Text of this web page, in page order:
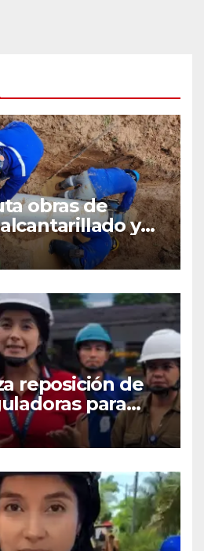
obras de
y
vial en varios
reposición de
para
red de